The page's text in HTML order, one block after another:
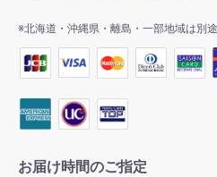
※北海道・沖縄県・離島・一部地域は別
お届け時間のご指定